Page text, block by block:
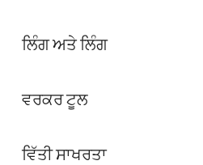
ਲਿੰਗ ਅਤੇ ਲਿੰਗ
ਵਰਕਰ ਟੂਲ
ਵਿੱਤੀ ਸਾਖਰਤਾ